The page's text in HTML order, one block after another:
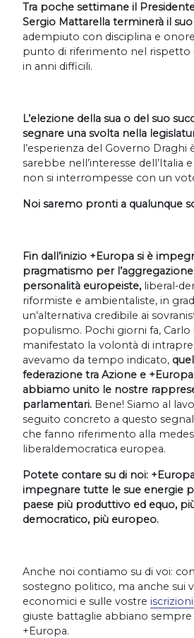
Tra poche settimane il
Sergio Mattarella terminerà il
adempiuto con disciplina e
punto di riferimento nel rispetto
in anni difficili.
L’elezione della sua o del suo
segnare una svolta nella
l’esperienza del Governo
sarebbe nell’interesse dell’Italia
non si interrompesse con un
Noi saremo pronti a qualunque
Fin dall’inizio +Europa si è
pragmatismo per
personalità europeiste, liberal-
riformiste e ambientaliste, in
un’alternativa credibile ai
populismo. Pochi giorni fa, Carlo
manifestato la volontà di
avevamo da tempo indicato,
federazione tra Azione e
abbiamo unito le nostre
parlamentari. Bene! Siamo al
seguito concreto a questo
che fanno riferimento alla
liberaldemocratica europea.
Potete contare su di noi:
impegnare tutte le sue energie
paese più produttivo ed equo,
democratico, più europeo.
Anche noi contiamo su di voi:
sostegno politico, ma anche sui
economici e sulle vostre
giuste battaglie abbiano
+Europa.